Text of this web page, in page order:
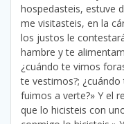
hospedasteis, estuve
me visitasteis, en la
los justos le
hambre y te
¿cuándo te vimos
te vestimos?;
fuimos a verte?» Y el
que lo hicisteis con